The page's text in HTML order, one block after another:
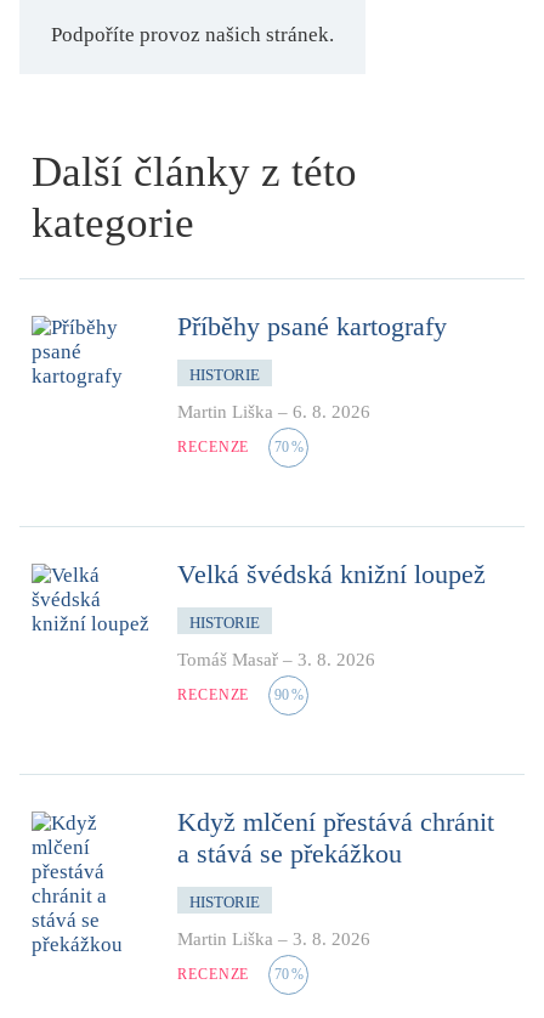
Podpoříte provoz našich stránek.
Další články z této
kategorie
Příběhy psané kartografy
HISTORIE
Martin Liška – 6. 8. 2026
RECENZE 70%
Velká švédská knižní loupež
HISTORIE
Tomáš Masař – 3. 8. 2026
RECENZE 90%
Když mlčení přestává chránit
a stává se překážkou
HISTORIE
Martin Liška – 3. 8. 2026
RECENZE 70%